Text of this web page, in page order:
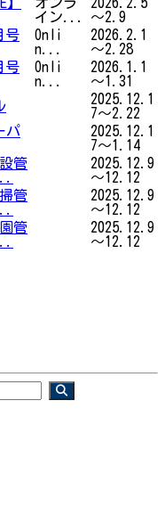
イン...
～2.9
号
Onli
n...
2026.2.1
～2.28
号
Onli
n...
2026.1.1
～1.31
2025.12.1
7～2.22
パ
2025.12.1
7～1.14
管
2025.12.9
～12.12
管
2025.12.9
～12.12
管
2025.12.9
～12.12